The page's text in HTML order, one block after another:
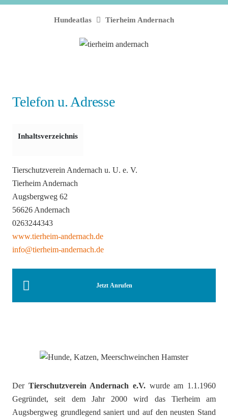
Hundeatlas Tierheim Andernach
Telefon u. Adresse
Inhaltsverzeichnis
Tierschutzverein Andernach u. U. e. V.
Tierheim Andernach
Augsbergweg 62
56626 Andernach
0263244343
www.tierheim-andernach.de
info@tierheim-andernach.de
Jetzt Anrufen
Der Tierschutzverein Andernach e.V. wurde am 1.1.1960
Gegründet, seit dem Jahr 2000 wird das Tierheim am
Augsbergweg grundlegend saniert und auf den neusten Stand